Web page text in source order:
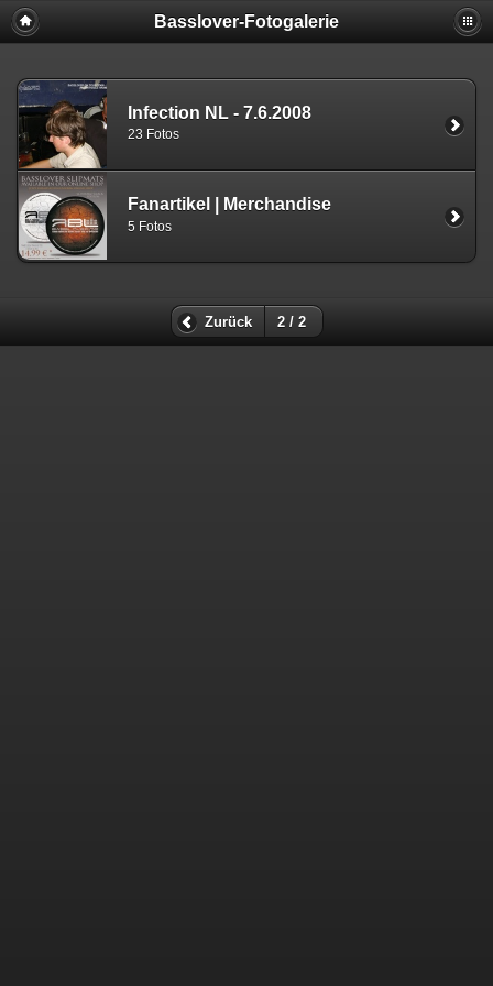
Basslover-Fotogalerie
Infection NL - 7.6.2008
23 Fotos
Fanartikel | Merchandise
5 Fotos
Zurück 2 / 2